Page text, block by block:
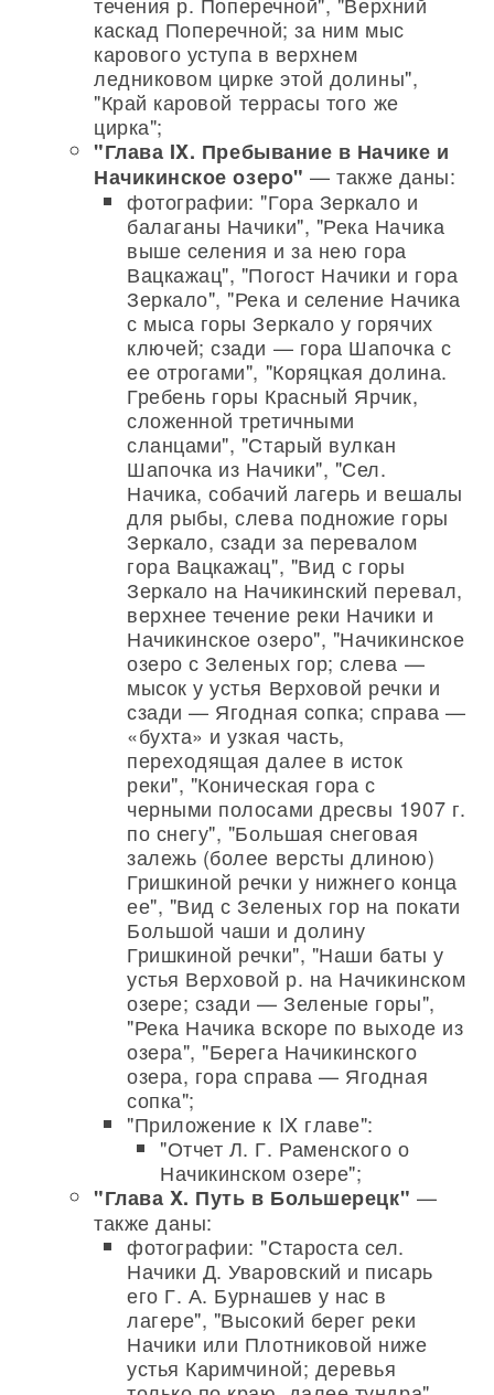
каскад Поперечной; за ним мыс
карового уступа в верхнем
ледниковом цирке этой долины",
"Край каровой террасы того же
цирка";
"Глава IX. Пребывание в Начике и
Начикинское озеро" — также даны:
фотографии: "Гора Зеркало и
балаганы Начики", "Река Начика
выше селения и за нею гора
Вацкажац", "Погост Начики и гора
Зеркало", "Река и селение Начика
с мыса горы Зеркало у горячих
ключей; сзади — гора Шапочка с
ее отрогами", "Коряцкая долина.
Гребень горы Красный Ярчик,
сложенной третичными
сланцами", "Старый вулкан
Шапочка из Начики", "Сел.
Начика, собачий лагерь и вешалы
для рыбы, слева подножие горы
Зеркало, сзади за перевалом
гора Вацкажац", "Вид с горы
Зеркало на Начикинский перевал,
верхнее течение реки Начики и
Начикинское озеро", "Начикинское
озеро с Зеленых гор; слева —
мысок у устья Верховой речки и
сзади — Ягодная сопка; справа —
«бухта» и узкая часть,
переходящая далее в исток
реки", "Коническая гора с
черными полосами дресвы 1907 г.
по снегу", "Большая снеговая
залежь (более версты длиною)
Гришкиной речки у нижнего конца
ее", "Вид с Зеленых гор на покати
Большой чаши и долину
Гришкиной речки", "Наши баты у
устья Верховой р. на Начикинском
озере; сзади — Зеленые горы",
"Река Начика вскоре по выходе из
озера", "Берега Начикинского
озера, гора справа — Ягодная
сопка";
"Приложение к IX главе":
"Отчет Л. Г. Раменского о
Начикинском озере";
"Глава X. Путь в Большерецк" —
также даны:
фотографии: "Староста сел.
Начики Д. Уваровский и писарь
его Г. А. Бурнашев у нас в
лагере", "Высокий берег реки
Начики или Плотниковой ниже
устья Каримчиной; деревья